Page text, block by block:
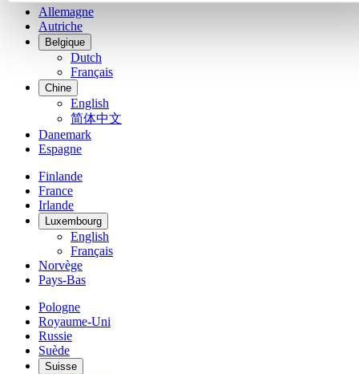
Allemagne
Autriche
Belgique
Dutch
Français
Chine
English
简体中文
Danemark
Espagne
Finlande
France
Irlande
Luxembourg
English
Français
Norvège
Pays-Bas
Pologne
Royaume-Uni
Russie
Suède
Suisse